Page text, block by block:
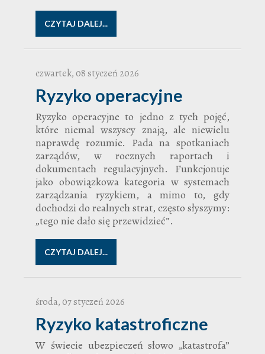
CZYTAJ DALEJ...
czwartek, 08 styczeń 2026
Ryzyko operacyjne
Ryzyko operacyjne to jedno z tych pojęć,
które niemal wszyscy znają, ale niewielu
naprawdę rozumie. Pada na spotkaniach
zarządów, w rocznych raportach i
dokumentach regulacyjnych. Funkcjonuje
jako obowiązkowa kategoria w systemach
zarządzania ryzykiem, a mimo to, gdy
dochodzi do realnych strat, często słyszymy:
„tego nie dało się przewidzieć”.
CZYTAJ DALEJ...
środa, 07 styczeń 2026
Ryzyko katastroficzne
W świecie ubezpieczeń słowo „katastrofa”